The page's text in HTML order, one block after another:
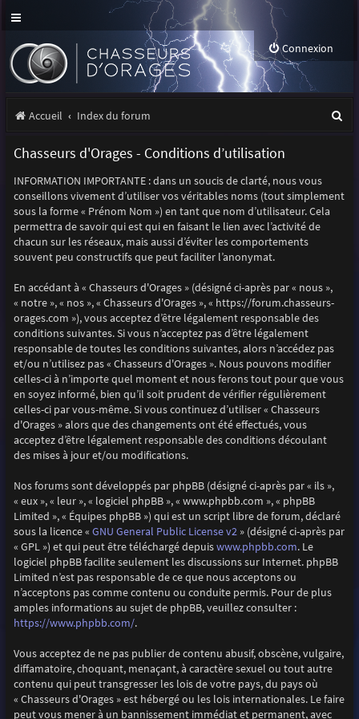
Connexion
Accueil Index du forum
Chasseurs d'Orages - Conditions d’utilisation
INFORMATION IMPORTANTE : dans un soucis de clarté, nous vous
conseillons vivement d’utiliser vos véritables noms (tout simplement
sous la forme « Prénom Nom ») en tant que nom d’utilisateur. Cela
permettra de savoir qui est qui en faisant le lien avec l’activité de
chacun sur les réseaux, mais aussi d’éviter les comportements
souvent peu constructifs que peut faciliter l’anonymat.
En accédant à « Chasseurs d'Orages » (désigné ci-après par « nous »,
« notre », « nos », « Chasseurs d'Orages », « https://forum.chasseurs-
orages.com »), vous acceptez d’être légalement responsable des
conditions suivantes. Si vous n’acceptez pas d’être légalement
responsable de toutes les conditions suivantes, alors n’accédez pas
et/ou n’utilisez pas « Chasseurs d'Orages ». Nous pouvons modifier
celles-ci à n’importe quel moment et nous ferons tout pour que vous
en soyez informé, bien qu’il soit prudent de vérifier régulièrement
celles-ci par vous-même. Si vous continuez d’utiliser « Chasseurs
d'Orages » alors que des changements ont été effectués, vous
acceptez d’être légalement responsable des conditions découlant
des mises à jour et/ou modifications.
Nos forums sont développés par phpBB (désigné ci-après par « ils »,
« eux », « leur », « logiciel phpBB », « www.phpbb.com », « phpBB
Limited », « Équipes phpBB ») qui est un script libre de forum, déclaré
sous la licence « GNU General Public License v2» (désigné ci-après par
« GPL ») et qui peut être téléchargé depuiswww.phpbb.com. Le
logiciel phpBB facilite seulement les discussions sur Internet. phpBB
Limited n’est pas responsable de ce que nous acceptons ou
n’acceptons pas comme contenu ou conduite permis. Pour de plus
amples informations au sujet de phpBB, veuillez consulter :
https://www.phpbb.com/.
Vous acceptez de ne pas publier de contenu abusif, obscène, vulgaire,
diffamatoire, choquant, menaçant, à caractère sexuel ou tout autre
contenu qui peut transgresser les lois de votre pays, du pays où
« Chasseurs d'Orages » est hébergé ou les lois internationales. Le faire
peut vous mener à un bannissement immédiat et permanent, avec